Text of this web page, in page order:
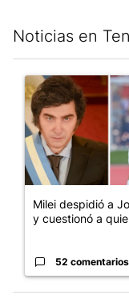
Noticias en
Un artículo de
Milei despidió a
y cuestionó a
52 comentarios